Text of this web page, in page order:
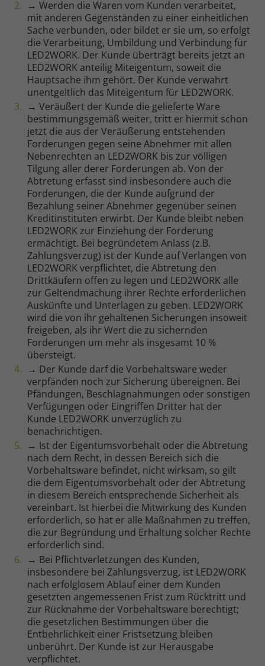
→ Werden die Waren vom Kunden verarbeitet,
mit anderen Gegenständen zu einer einheitlichen
Sache verbunden, oder bildet er sie um, so erfolgt
die Verarbeitung, Umbildung und Verbindung für
LED2WORK. Der Kunde überträgt bereits jetzt an
LED2WORK anteilig Miteigentum, soweit die
Hauptsache ihm gehört. Der Kunde verwahrt
unentgeltlich das Miteigentum für LED2WORK.
→ Veräußert der Kunde die gelieferte Ware
bestimmungsgemäß weiter, tritt er hiermit schon
jetzt die aus der Veräußerung entstehenden
Forderungen gegen seine Abnehmer mit allen
Nebenrechten an LED2WORK bis zur völligen
Tilgung aller derer Forderungen ab. Von der
Abtretung erfasst sind insbesondere auch die
Forderungen, die der Kunde aufgrund der
Bezahlung seiner Abnehmer gegenüber seinen
Kreditinstituten erwirbt. Der Kunde bleibt neben
LED2WORK zur Einziehung der Forderung
ermächtigt. Bei begründetem Anlass (z.B.
Zahlungsverzug) ist der Kunde auf Verlangen von
LED2WORK verpflichtet, die Abtretung den
Drittkäufern offen zu legen und LED2WORK alle
zur Geltendmachung ihrer Rechte erforderlichen
Auskünfte und Unterlagen zu geben. LED2WORK
wird die von ihr gehaltenen Sicherungen insoweit
freigeben, als ihr Wert die zu sichernden
Forderungen um mehr als insgesamt 10 %
übersteigt.
→ Der Kunde darf die Vorbehaltsware weder
verpfänden noch zur Sicherung übereignen. Bei
Pfändungen, Beschlagnahmungen oder sonstigen
Verfügungen oder Eingriffen Dritter hat der
Kunde LED2WORK unverzüglich zu
benachrichtigen.
→ Ist der Eigentumsvorbehalt oder die Abtretung
nach dem Recht, in dessen Bereich sich die
Vorbehaltsware befindet, nicht wirksam, so gilt
die dem Eigentumsvorbehalt oder der Abtretung
in diesem Bereich entsprechende Sicherheit als
vereinbart. Ist hierbei die Mitwirkung des Kunden
erforderlich, so hat er alle Maßnahmen zu treffen,
die zur Begründung und Erhaltung solcher Rechte
erforderlich sind.
→ Bei Pflichtverletzungen des Kunden,
insbesondere bei Zahlungsverzug, ist LED2WORK
nach erfolglosem Ablauf einer dem Kunden
gesetzten angemessenen Frist zum Rücktritt und
zur Rücknahme der Vorbehaltsware berechtigt;
die gesetzlichen Bestimmungen über die
Entbehrlichkeit einer Fristsetzung bleiben
unberührt. Der Kunde ist zur Herausgabe
verpflichtet.
Notwendig
Cookie Informationen anzeigen
Marketing und Statistik
Cookie Informationen anzeigen
Alle akzeptieren
Ablehnen
Impressum Datenschutz